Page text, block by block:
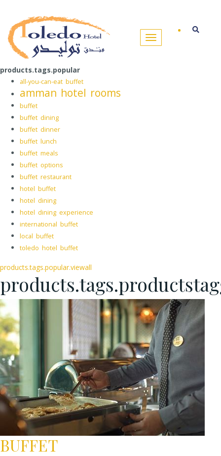
products.tags.popular
all-you-can-eat buffet
amman hotel rooms
buffet
buffet dining
buffet dinner
buffet lunch
buffet meals
buffet options
buffet restaurant
hotel buffet
hotel dining
hotel dining experience
international buffet
local buffet
toledo hotel buffet
products.tags.popular.viewall
BUFFET